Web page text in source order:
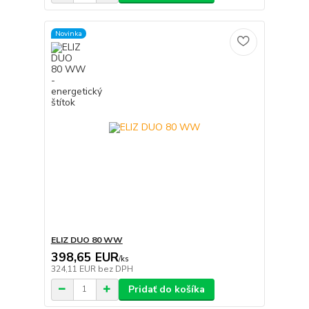
Novinka
ELIZ DUO 80 WW
398,65 EUR/ks
324,11 EUR bez DPH
Pridať do košíka